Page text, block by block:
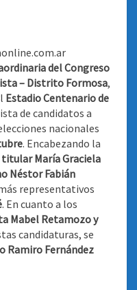
del Congreso
– Distrito Formosa,
Estadio Centenario de
de candidatos a
nacionales
. Encabezando la
María Graciela
Néstor Fabián
representativos
. En cuanto a los
Mabel Retamozo y
candidaturas, se
Ramiro Fernández